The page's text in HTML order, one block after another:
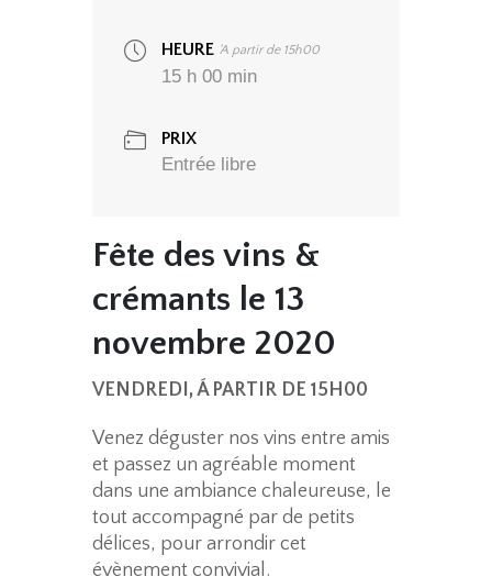
HEURE 'A partir de 15h00
15 h 00 min
PRIX
Entrée libre
Fête des vins &
crémants le 13
novembre 2020
VENDREDI, Á PARTIR DE 15H00
Venez déguster nos vins entre amis
et passez un agréable moment
dans une ambiance chaleureuse, le
tout accompagné par de petits
délices, pour arrondir cet
évènement convivial.